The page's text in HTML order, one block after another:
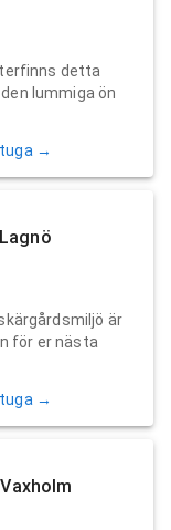
detta
lummiga ön
→
är
för er nästa
→